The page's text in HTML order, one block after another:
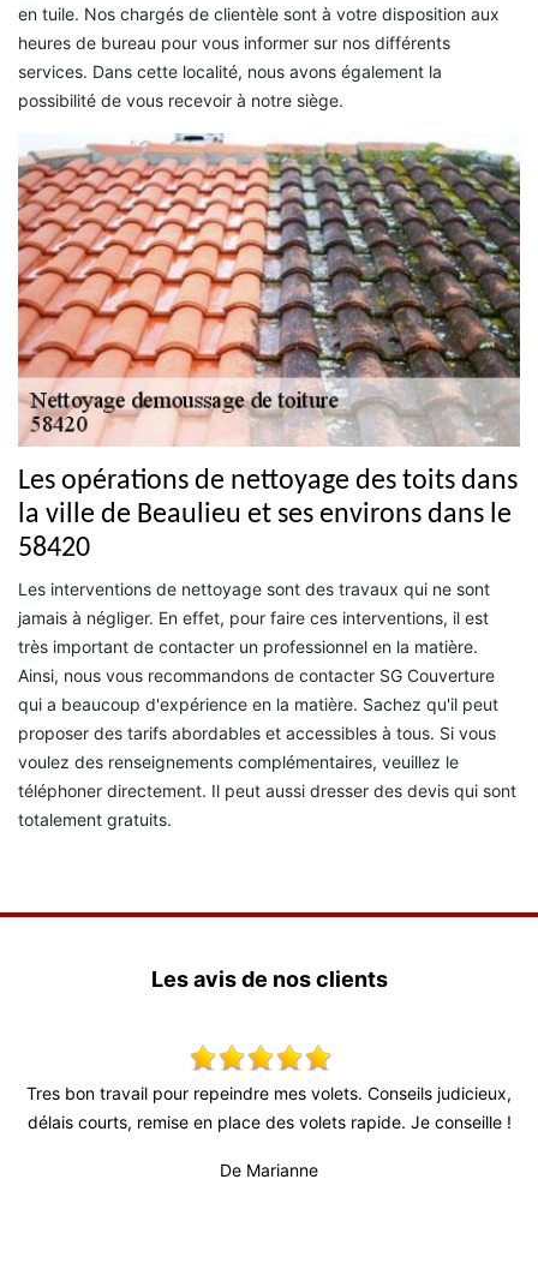
en tuile. Nos chargés de clientèle sont à votre disposition aux
heures de bureau pour vous informer sur nos différents
services. Dans cette localité, nous avons également la
possibilité de vous recevoir à notre siège.
Les opérations de nettoyage des toits dans
la ville de Beaulieu et ses environs dans le
58420
Les interventions de nettoyage sont des travaux qui ne sont
jamais à négliger. En effet, pour faire ces interventions, il est
très important de contacter un professionnel en la matière.
Ainsi, nous vous recommandons de contacter SG Couverture
qui a beaucoup d'expérience en la matière. Sachez qu'il peut
proposer des tarifs abordables et accessibles à tous. Si vous
voulez des renseignements complémentaires, veuillez le
téléphoner directement. Il peut aussi dresser des devis qui sont
totalement gratuits.
Les avis de nos clients
Tres bon travail pour repeindre mes volets. Conseils judicieux,
délais courts, remise en place des volets rapide. Je conseille !
De Marianne